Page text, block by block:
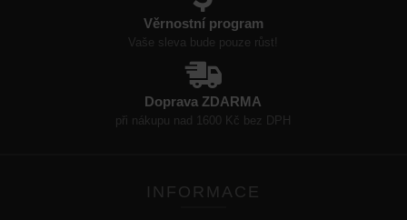
Věrnostní program
Vaše sleva bude pouze růst!
Doprava ZDARMA
při nákupu nad 1600 Kč bez DPH
INFORMACE